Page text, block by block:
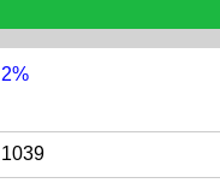
2%
1039